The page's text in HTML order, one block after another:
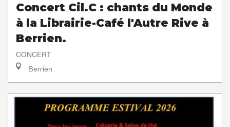
Concert Cil.C : chants du Monde
à la Librairie-Café l'Autre Rive à
Berrien.
CONCERT
Berrien